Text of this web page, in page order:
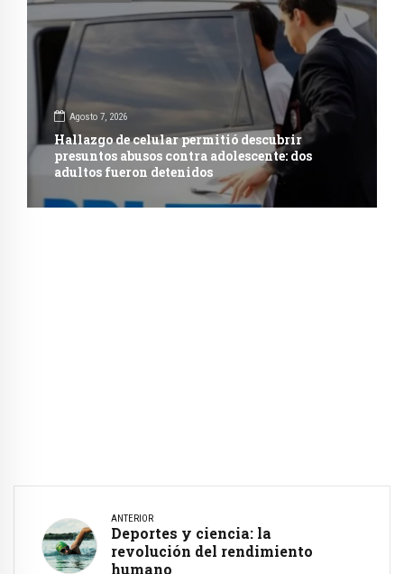
Agosto 7, 2026
Hallazgo de celular permitió descubrir
presuntos abusos contra adolescente: dos
adultos fueron detenidos
ANTERIOR
Deportes y ciencia: la
revolución del rendimiento
humano